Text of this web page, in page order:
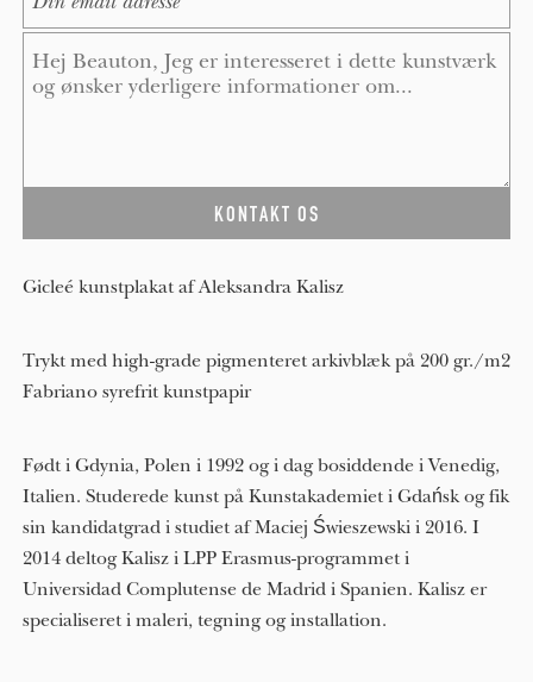
Gicleé kunstplakat af Aleksandra Kalisz
Trykt med high-grade pigmenteret arkivblæk på 200 gr./m2
Fabriano syrefrit kunstpapir
Født i Gdynia, Polen i 1992 og i dag bosiddende i Venedig,
Italien. Studerede kunst på Kunstakademiet i Gdańsk og fik
sin kandidatgrad i studiet af Maciej Świeszewski i 2016. I
2014 deltog Kalisz i LPP Erasmus-programmet i
Universidad Complutense de Madrid i Spanien. Kalisz er
specialiseret i maleri, tegning og installation.